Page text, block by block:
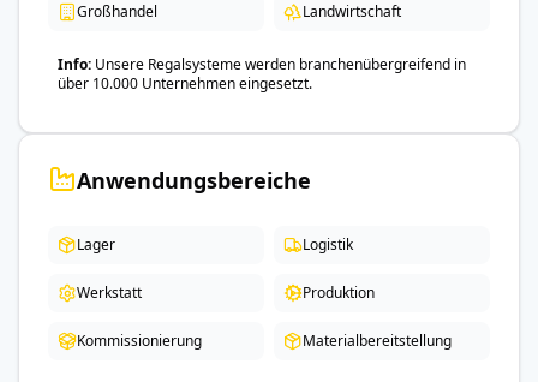
Großhandel Landwirtschaft
Info Unsere Regalsysteme werden branchenübergreifend in
über 10.000 Unternehmen eingesetzt.
Anwendungsbereiche
Lager Logistik
Werkstatt Produktion
Kommissionierung Materialbereitstellung